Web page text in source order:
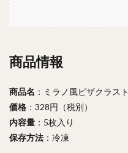
商品情報
商品名 ：ミラノ風ピザクラスト
価格 ：328円（税別）
内容量 ：5枚入り
保存方法 ：冷凍